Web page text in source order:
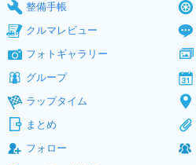
整備手帳
クルマレビュー
フォトギャラリー
グループ
ラップタイム
まとめ
フォロー